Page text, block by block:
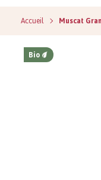
Accueil Muscat
Bio